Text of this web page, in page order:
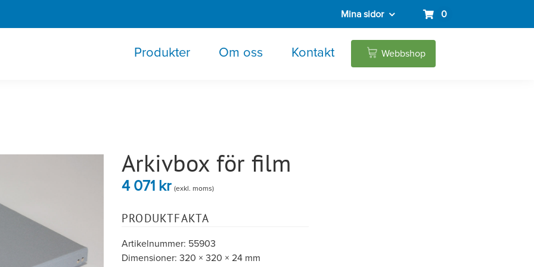
Mina sidor 0
Produkter Om oss Kontakt Webbshop
Arkivbox för film
4 071 kr (exkl. moms)
PRODUKTFAKTA
Artikelnummer: 55903
Dimensioner: 320 × 320 × 24 mm